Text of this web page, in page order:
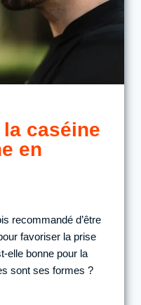
caséine
en
recommandé d’être
favoriser la prise
elle bonne pour la
sont ses formes ?